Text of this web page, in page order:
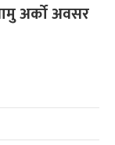
अर्को अवसर